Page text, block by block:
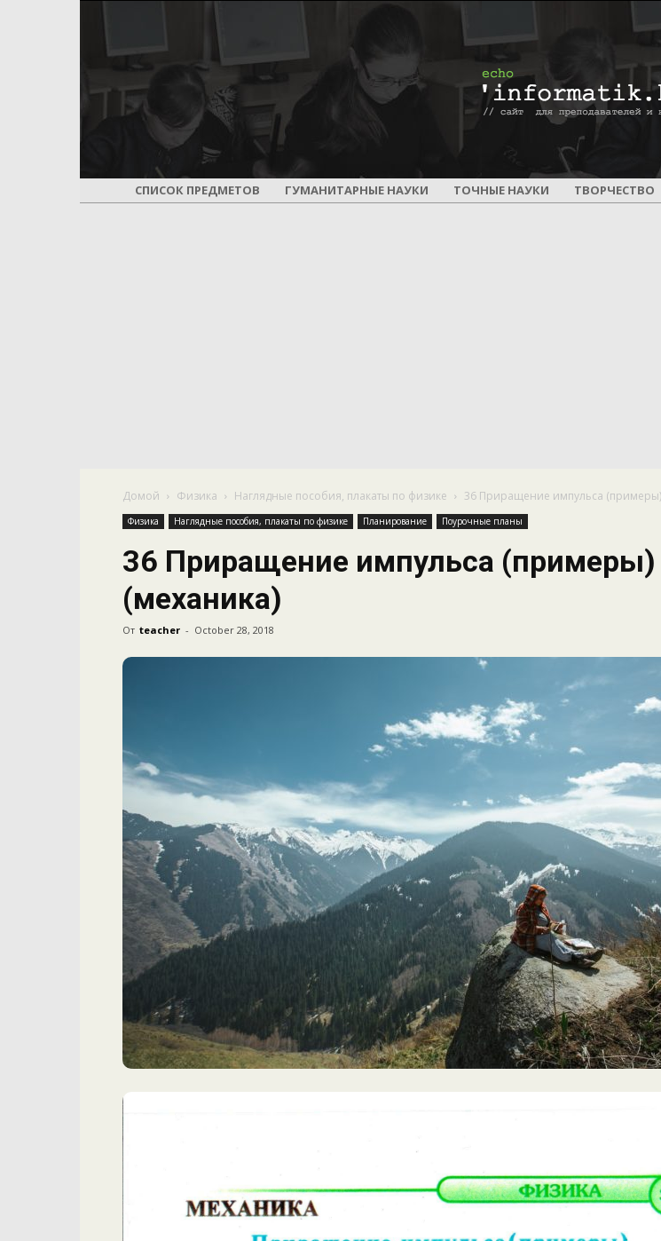
СПИСОК ПРЕДМЕТОВ ГУМАНИТАРНЫЕ НАУКИ ТОЧНЫЕ НАУКИ ТВОРЧЕСТВО
Домой Физика Наглядные пособия, плакаты по физике 36 Приращение импульса
Физика Наглядные пособия, плакаты по физике Планирование Поурочные планы
36 Приращение импульса (примеры)
(механика)
От teacher - October 28, 2018